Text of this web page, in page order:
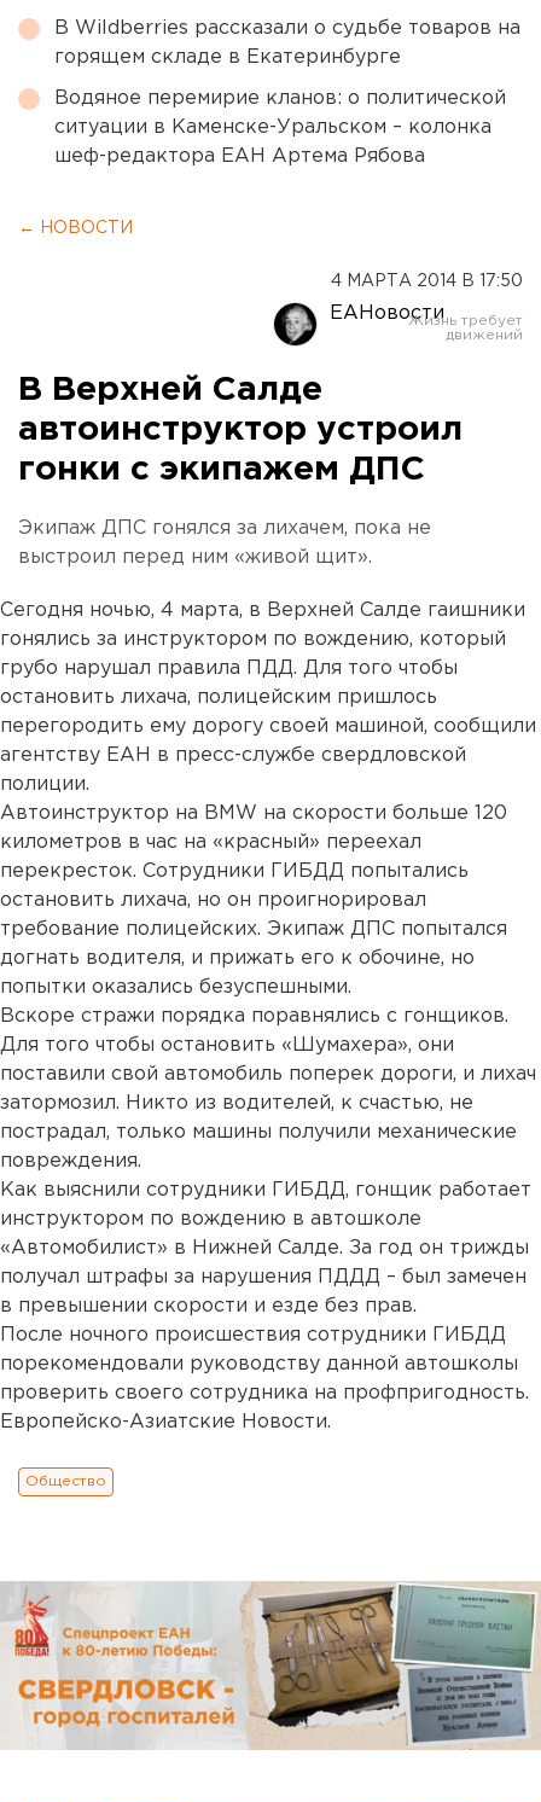
В Wildberries рассказали о судьбе товаров на
горящем складе в Екатеринбурге
Водяное перемирие кланов: о политической
ситуации в Каменске-Уральском – колонка
шеф-редактора ЕАН Артема Рябова
← НОВОСТИ
4 МАРТА 2014 В 17:50
ЕАНовости
В Верхней Салде
автоинструктор устроил
гонки с экипажем ДПС
Экипаж ДПС гонялся за лихачем, пока не
выстроил перед ним «живой щит».
Сегодня ночью, 4 марта, в Верхней Салде гаишники
гонялись за инструктором по вождению, который
грубо нарушал правила ПДД. Для того чтобы
остановить лихача, полицейским пришлось
перегородить ему дорогу своей машиной, сообщили
агентству ЕАН в пресс-службе свердловской
полиции.
Автоинструктор на BMW на скорости больше 120
километров в час на «красный» переехал
перекресток. Сотрудники ГИБДД попытались
остановить лихача, но он проигнорировал
требование полицейских. Экипаж ДПС попытался
догнать водителя, и прижать его к обочине, но
попытки оказались безуспешными.
Вскоре стражи порядка поравнялись с гонщиков.
Для того чтобы остановить «Шумахера», они
поставили свой автомобиль поперек дороги, и лихач
затормозил. Никто из водителей, к счастью, не
пострадал, только машины получили механические
повреждения.
Как выяснили сотрудники ГИБДД, гонщик работает
инструктором по вождению в автошколе
«Автомобилист» в Нижней Салде. За год он трижды
получал штрафы за нарушения ПДДД – был замечен
в превышении скорости и езде без прав.
После ночного происшествия сотрудники ГИБДД
порекомендовали руководству данной автошколы
проверить своего сотрудника на профпригодность.
Европейско-Азиатские Новости.
Общество